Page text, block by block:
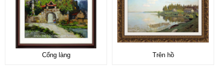
Cổng làng Trên hồ